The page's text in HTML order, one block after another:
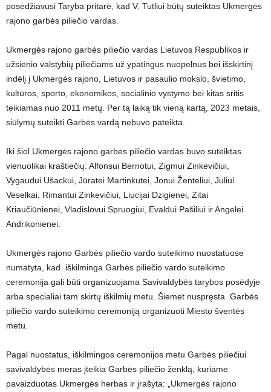
posėdžiavusi Taryba pritarė, kad V. Tutliui būtų suteiktas Ukmergės
rajono garbės piliečio vardas.
Ukmergės rajono garbės piliečio vardas Lietuvos Respublikos ir
užsienio valstybių piliečiams už ypatingus nuopelnus bei išskirtinį
indėlį į Ukmergės rajono, Lietuvos ir pasaulio mokslo, švietimo,
kultūros, sporto, ekonomikos, socialinio vystymo bei kitas sritis
teikiamas nuo 2011 metų. Per tą laiką tik vieną kartą, 2023 metais,
siūlymų suteikti Garbės vardą nebuvo pateikta.
Iki šiol Ukmergės rajono garbės piliečio vardas buvo suteiktas
vienuolikai kraštiečių: Alfonsui Bernotui, Zigmui Zinkevičiui,
Vygaudui Ušackui, Jūratei Martinkutei, Jonui Ženteliui, Juliui
Veselkai, Rimantui Zinkevičiui, Liucijai Dzigienei, Zitai
Kriaučiūnienei, Vladislovui Spruogiui, Evaldui Pašiliui ir Angelei
Andrikonienei.
Ukmergės rajono Garbės piliečio vardo suteikimo nuostatuose
numatyta, kad iškilminga Garbės piliečio vardo suteikimo
ceremonija gali būti organizuojama Savivaldybės tarybos posėdyje
arba specialiai tam skirtų iškilmių metu. Šiemet nuspręsta Garbės
piliečio vardo suteikimo ceremoniją organizuoti Miesto šventės
metu.
Pagal nuostatus, iškilmingos ceremonijos metu Garbės piliečiui
savivaldybės meras įteikia Garbės piliečio ženklą, kuriame
pavaizduotas Ukmergės herbas ir įrašyta: „Ukmergės rajono